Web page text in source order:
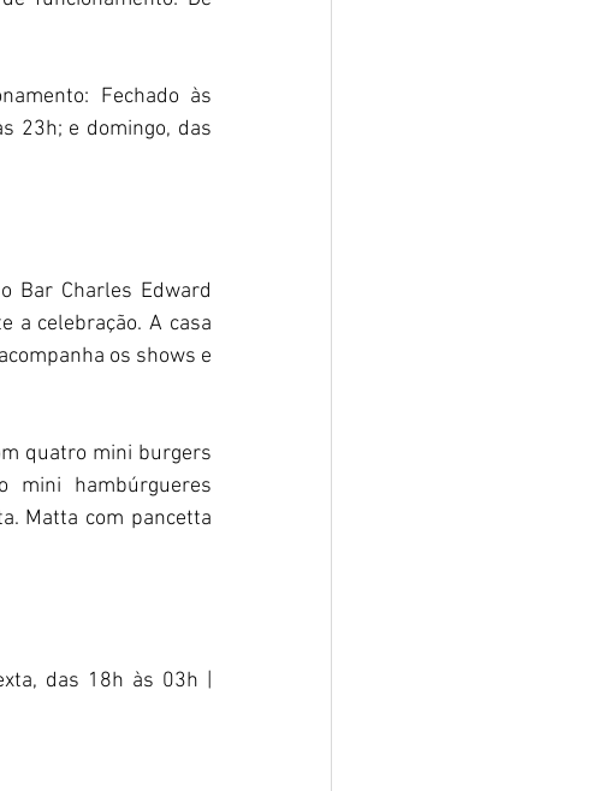
Fechado às
23h; e domingo, das
Bar Charles Edward
a celebração. A casa
os shows e
quatro mini burgers
mini hambúrgueres
Matta com pancetta
das 18h às 03h |